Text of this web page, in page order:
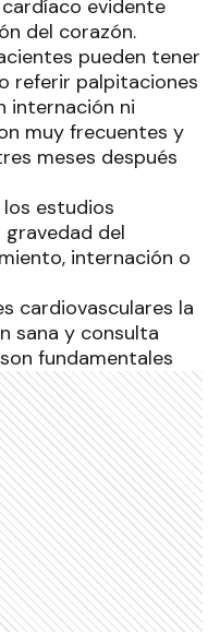
evidente
del corazón.
pueden tener
referir palpitaciones
internación ni
muy frecuentes y
meses después
estudios
del
internación o
cardiovasculares la
sana y consulta
fundamentales